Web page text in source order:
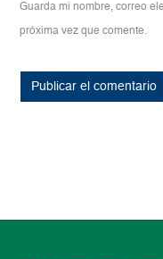
Guarda mi nombre, correo
próxima vez que comente.